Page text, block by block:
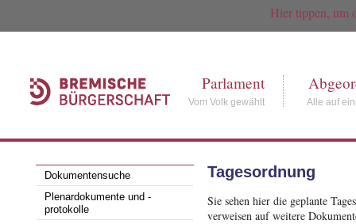
Hier tippen, um
Parlament
Vom Volk gewählt Alle auf
Dokumentensuche
Plenardokumente und -
protokolle
Tagesordnung
Sie sehen hier die geplante
verweisen auf weitere